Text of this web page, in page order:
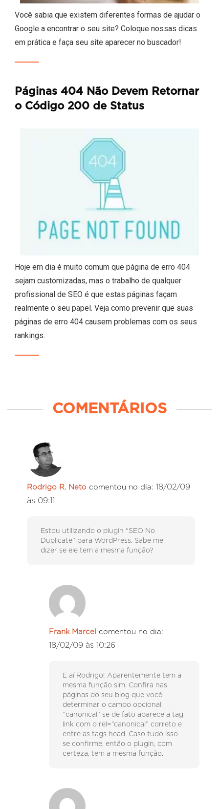
Você sabia que existem diferentes formas de ajudar o
Google a encontrar o seu site? Coloque nossas dicas
em prática e faça seu site aparecer no buscador!
Páginas 404 Não Devem Retornar
o Código 200 de Status
Hoje em dia é muito comum que página de erro 404
sejam customizadas, mas o trabalho de qualquer
profissional de SEO é que estas páginas façam
realmente o seu papel. Veja como prevenir que suas
páginas de erro 404 causem problemas com os seus
rankings.
COMENTÁRIOS
Rodrigo R. Neto comentou no dia: 18/02/09
às 09:11
Estou utilizando o plugin “SEO No
Duplicate” para WordPress. Sabe me
dizer se ele tem a mesma função?
Frank Marcel comentou no dia:
18/02/09 às 10:26
E aí Rodrigo! Aparentemente tem a
mesma função sim. Confira nas
páginas do seu blog que você
determinar o campo opcional
“canonical” se de fato aparece a tag
link com o rel=”canonical” correto e
entre as tags head. Caso tudo isso
se confirme, então o plugin, com
certeza, tem a mesma função.